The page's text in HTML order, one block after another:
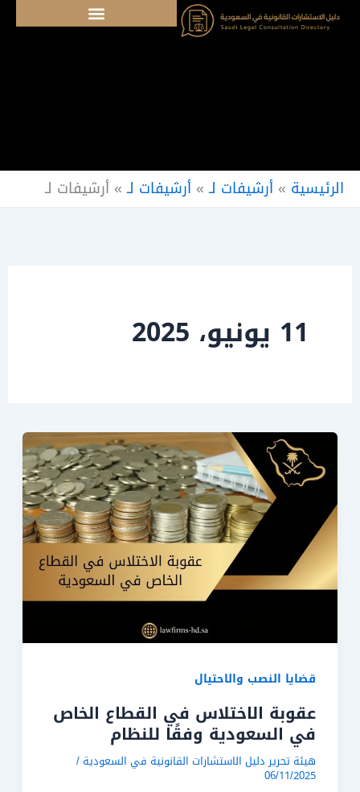
تخطي
الرئيسية »أرشيفات لـ»أرشيفات لـ» أرشيفات لـ
11 يونيو، 2025
قضايا النصب والاحتيال
عقوبة الاختلاس في القطاع الخاص
في السعودية وفقًا للنظام
هيئة تحرير دليل الاستشارات القانونية في السعودية /
06/11/2025